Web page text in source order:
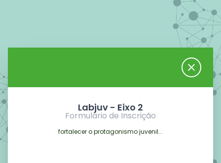
close
Labjuv - Eixo 2
Formulário de Inscrição
fortalecer o protagonismo juvenil...